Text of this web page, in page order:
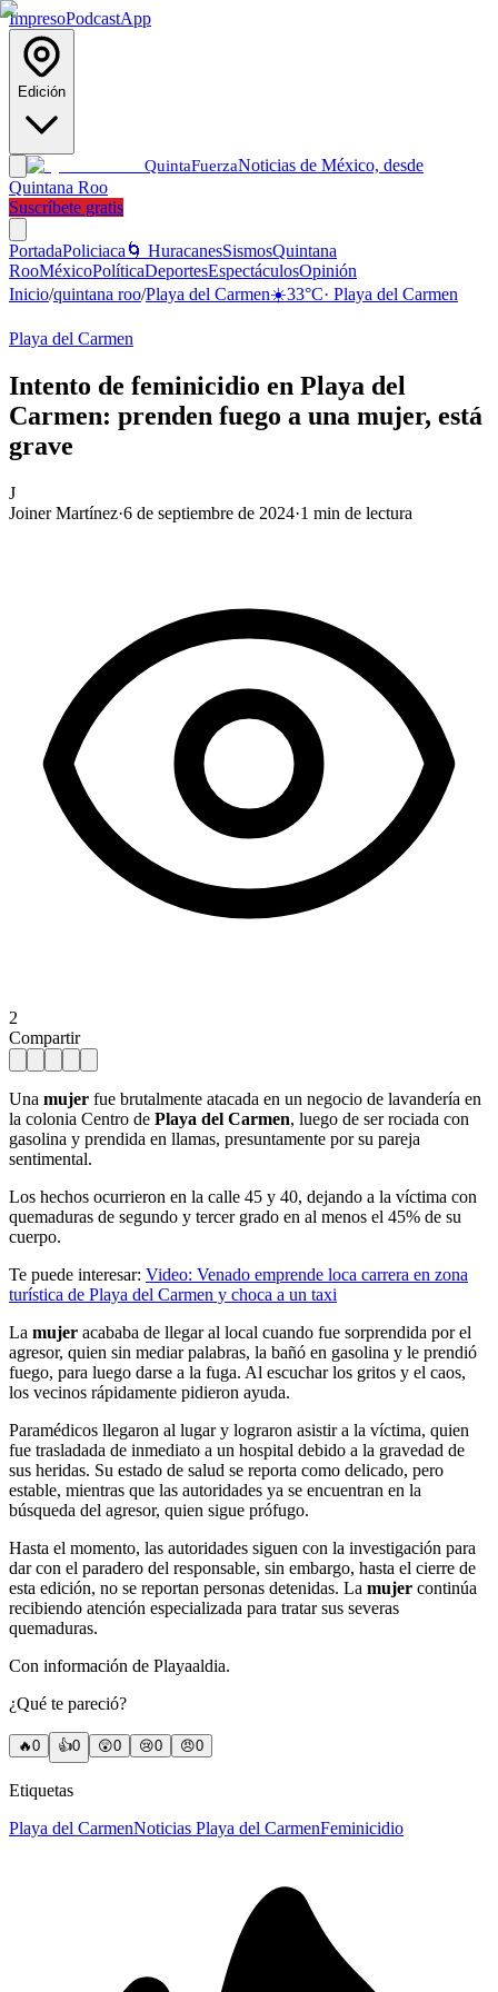
ImpresoPodcastApp
Edición
QuintaFuerzaNoticias de México, desde
Quintana Roo
Suscríbete gratis
PortadaPoliciaca 🌀 HuracanesSismosQuintana
RooMéxicoPolíticaDeportesEspectáculosOpinión
Inicio/quintana roo/Playa del Carmen☀️33°C· Playa del Carmen
Playa del Carmen
Intento de feminicidio en Playa del
Carmen: prenden fuego a una mujer, está
grave
J
Joiner Martínez·6 de septiembre de 2024·1 min de lectura
2
Compartir
Una mujer fue brutalmente atacada en un negocio de lavandería en
la colonia Centro de Playa del Carmen, luego de ser rociada con
gasolina y prendida en llamas, presuntamente por su pareja
sentimental.
Los hechos ocurrieron en la calle 45 y 40, dejando a la víctima con
quemaduras de segundo y tercer grado en al menos el 45% de su
cuerpo.
Te puede interesar: Video: Venado emprende loca carrera en zona
turística de Playa del Carmen y choca a un taxi
La mujer acababa de llegar al local cuando fue sorprendida por el
agresor, quien sin mediar palabras, la bañó en gasolina y le prendió
fuego, para luego darse a la fuga. Al escuchar los gritos y el caos,
los vecinos rápidamente pidieron ayuda.
Paramédicos llegaron al lugar y lograron asistir a la víctima, quien
fue trasladada de inmediato a un hospital debido a la gravedad de
sus heridas. Su estado de salud se reporta como delicado, pero
estable, mientras que las autoridades ya se encuentran en la
búsqueda del agresor, quien sigue prófugo.
Hasta el momento, las autoridades siguen con la investigación para
dar con el paradero del responsable, sin embargo, hasta el cierre de
esta edición, no se reportan personas detenidas. La mujer continúa
recibiendo atención especializada para tratar sus severas
quemaduras.
Con información de Playaaldia.
¿Qué te pareció?
🔥0 👍0 😲0 😢0 😠0
Etiquetas
Playa del CarmenNoticias Playa del CarmenFeminicidio